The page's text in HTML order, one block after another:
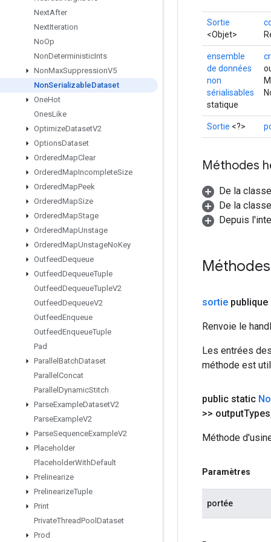
NextAfter
NextIteration
NoOp
NonDeterministicInts
NonMaxSuppressionV5
NonSerializableDataset
OneHot
OnesLike
OptimizeDatasetV2
OptionsDataset
OrderedMapClear
OrderedMapIncompleteSize
OrderedMapPeek
OrderedMapSize
OrderedMapStage
OrderedMapUnstage
OrderedMapUnstageNoKey
OutfeedDequeue
OutfeedDequeueTuple
OutfeedDequeueTupleV2
OutfeedDequeueV2
OutfeedEnqueue
OutfeedEnqueueTuple
Pad
Parallel BatchDataset
Parallel Concat
Parallel DynamicStitch
ParseExampleDatasetV2
ParseExampleV2
ParseSequenceExampleV2
Placeholder
PlaceholderWithDefault
Prelinearize
PrelinearizeTuple
Print
PrivateThreadPool Dataset
Prod
Sortie
<Objet>
ensemble
de données
non
sérialisables
statique
Sortie <?>
Méthodes
De la classe
De la
Depuis
sortie publique
Renvoie le
Les entrées
méthode est
public static
>> outputTypes
Méthode
Paramètres
portée